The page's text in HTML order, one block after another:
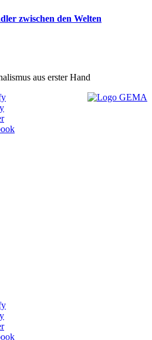
zwischen den Welten